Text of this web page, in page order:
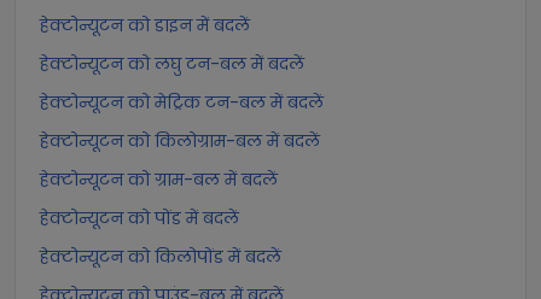
हेक्टोन्यूटन को डाइन में बदलें
हेक्टोन्यूटन को लघु टन-बल में बदलें
हेक्टोन्यूटन को मेट्रिक टन-बल में बदलें
हेक्टोन्यूटन को किलोग्राम-बल में बदलें
हेक्टोन्यूटन को ग्राम-बल में बदलें
हेक्टोन्यूटन को पोंड में बदलें
हेक्टोन्यूटन को किलोपोंड में बदलें